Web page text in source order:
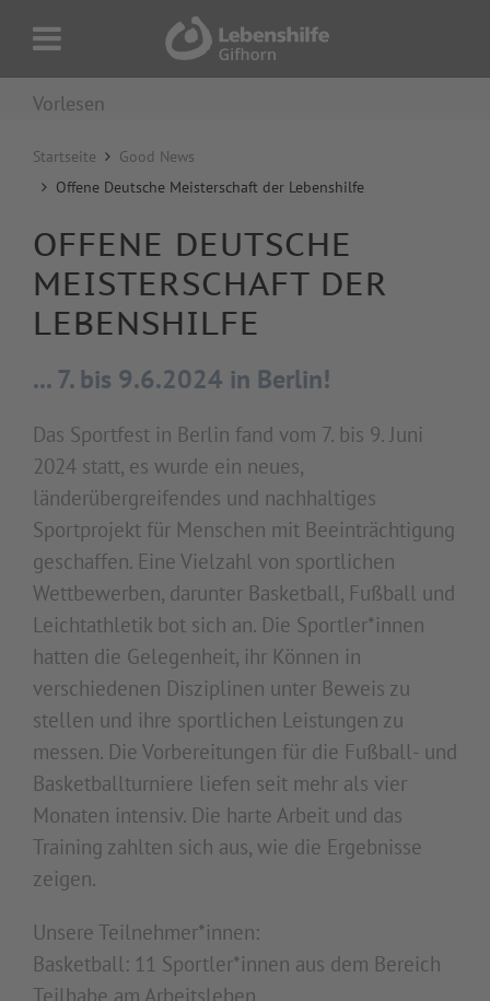
Vorlesen
Startseite
Good News
Offene Deutsche Meisterschaft der Lebenshilfe
OFFENE DEUTSCHE
MEISTERSCHAFT DER
LEBENSHILFE
... 7. bis 9.6.2024 in Berlin!
Das Sportfest in Berlin fand vom 7. bis 9. Juni
2024 statt, es wurde ein neues,
länderübergreifendes und nachhaltiges
Sportprojekt für Menschen mit Beeinträchtigung
geschaffen. Eine Vielzahl von sportlichen
Wettbewerben, darunter Basketball, Fußball und
Leichtathletik bot sich an. Die Sportler*innen
hatten die Gelegenheit, ihr Können in
verschiedenen Disziplinen unter Beweis zu
stellen und ihre sportlichen Leistungen zu
messen. Die Vorbereitungen für die Fußball- und
Basketballturniere liefen seit mehr als vier
Monaten intensiv. Die harte Arbeit und das
Training zahlten sich aus, wie die Ergebnisse
zeigen.
Unsere Teilnehmer*innen:
Basketball: 11 Sportler*innen aus dem Bereich
Teilhabe am Arbeitsleben